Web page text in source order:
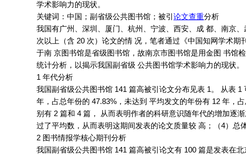
学术影响力的现状。
关键词：中国；副省级公共图书馆；被引论文查重分析
我国有广州、深圳、厦门、杭州、宁波、西安、成 都、南京
次以上（含 20 次）论文的情 况，笔者通过《中国知网学术期
于南 京图书馆是省级图书馆，故南京市图书馆是用金图 书馆
统计分析，以揭示我国副省级 公共图书馆学术影响力的现状。
1 年代分析
我国副省级公共图书馆 141 篇高被引论文分布见表 1。 从表
年，占总年份的 47.83%，未达到 平均发文的年份有 12 年，
别有 2 篇和 4 篇， 从而表明作者的科研意识随年代的增加逐
过了平均数，从而表明这期间发表的论文质量较 高；（4）总
2 图书情报学核心期刊分析
我国副省级公共图书馆 141 篇高被引论文有 100 篇是发表在